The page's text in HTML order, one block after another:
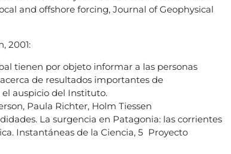
and offshore forcing, Journal of Geophysical
2001:
tienen por objeto informar a las personas
de resultados importantes de
auspicio del Instituto.
Paula Richter, Holm Tiessen
La surgencia en Patagonia: las corrientes
Instantáneas de la Ciencia, 5 Proyecto